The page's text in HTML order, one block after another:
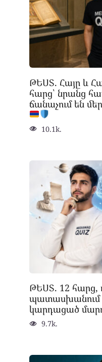
ԹԵՍՏ. Հայը և
հարց՝ նրանց
ճանաչում են
10.1k.
ԹԵՍՏ. 12 հարց,
պատասխանում
կարդացած
9.7k.